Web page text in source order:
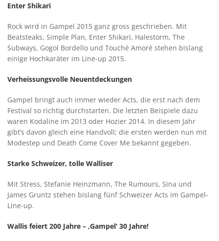
Enter Shikari
Rock wird in Gampel 2015 ganz gross geschrieben. Mit
Beatsteaks, Simple Plan, Enter Shikari, Halestorm, The
Subways, Gogol Bordello und Touché Amoré stehen bislang
einige Hochkaräter im Line-up 2015.
Verheissungsvolle Neuentdeckungen
Gampel bringt auch immer wieder Acts, die erst nach dem
Festival so richtig durchstarten. Die letzten Beispiele dazu
waren Kodaline im 2013 oder Hozier 2014. In diesem Jahr
gibt’s davon gleich eine Handvoll; die ersten werden nun mit
Modestep und Death Come Cover Me bekannt gegeben.
Starke Schweizer, tolle Walliser
Mit Stress, Stefanie Heinzmann, The Rumours, Sina und
James Gruntz stehen bislang fünf Schweizer Acts im Gampel-
Line-up.
Wallis feiert 200 Jahre – ‚Gampel‘ 30 Jahre!